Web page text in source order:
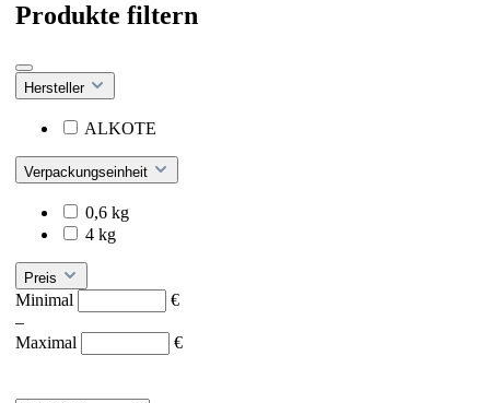
Produkte filtern
Hersteller
ALKOTE
Verpackungseinheit
0,6 kg
4 kg
Preis
Minimal
€
–
Maximal
€